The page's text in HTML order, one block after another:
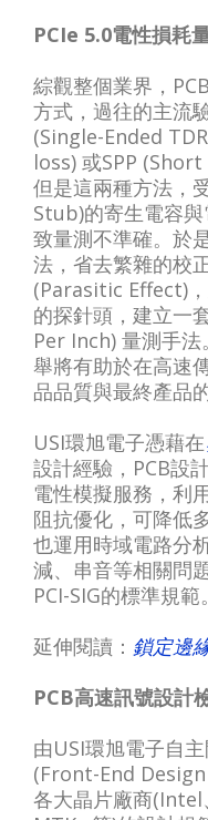
PCIe 5.0電性損耗
綜觀整個業界，
方式，過往的主流
(Single-Ended
loss) 或SPP
但是這兩種方法，
Stub)的寄生電容
致量測不準確。於
法，省去繁雜的校
(Parasitic Effect)
的探針頭，建立一
Per Inch) 量測手
舉將有助於在高速
品品質與最終產品
USI環旭電子憑藉在
設計經驗，PCB設
電性模擬服務，利
阻抗優化，可降低
也運用時域電路分
減、串音等相關問
PCI-SIG的標準規範。
延伸閱讀： 鎖定邊
PCB高速訊號設計
由USI環旭電子自
(Front-End
各大晶片廠商(Intel